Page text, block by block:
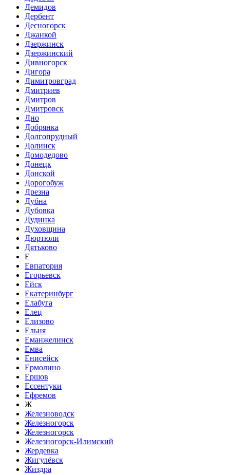
Демидов
Дербент
Десногорск
Джанкой
Дзержинск
Дзержинский
Дивногорск
Дигора
Димитровград
Дмитриев
Дмитров
Дмитровск
Дно
Добрянка
Долгопрудный
Долинск
Домодедово
Донецк
Донской
Дорогобуж
Дрезна
Дубна
Дубовка
Дудинка
Духовщина
Дюртюли
Дятьково
Е
Евпатория
Егорьевск
Ейск
Екатеринбург
Елабуга
Елец
Елизово
Ельня
Еманжелинск
Емва
Енисейск
Ермолино
Ершов
Ессентуки
Ефремов
Ж
Железноводск
Железногорск
Железногорск
Железногорск-Илимский
Жердевка
Жигулёвск
Жиздра